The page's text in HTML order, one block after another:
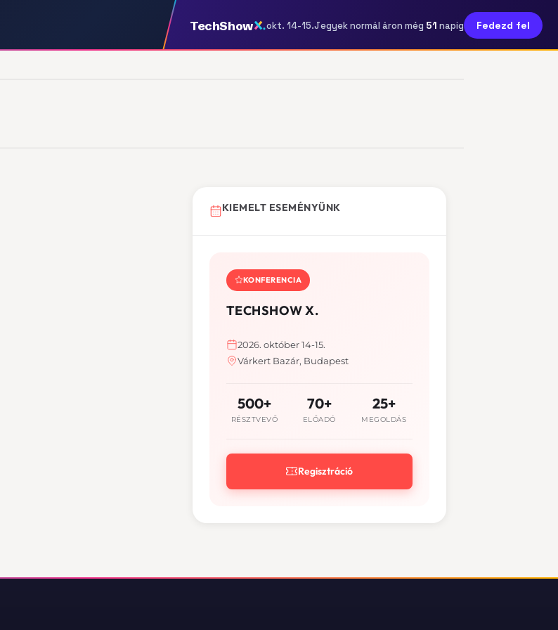
TechShow okt. 14-15.Jegyek normál áron még 51 napig Fedezd fel
KIEMELT ESEMÉNYÜNK
KONFERENCIA
TECHSHOW X.
2026. október 14-15.
Várkert Bazár, Budapest
500+
RÉSZTVEVŐ
70+
ELŐADÓ
25+
MEGOLDÁS
Regisztráció